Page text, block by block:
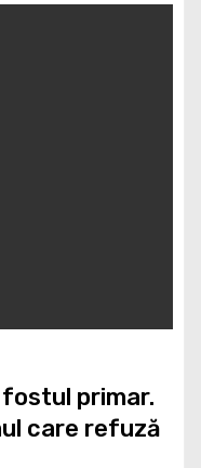
primar.
care refuză